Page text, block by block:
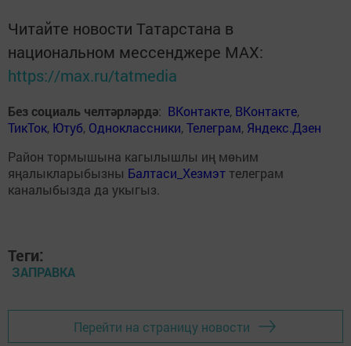
Читайте новости Татарстана в
национальном мессенджере MАХ:
https://max.ru/tatmedia
Без социаль челтәрләрдә: ВКонтакте, ВКонтакте,
ТикТок, Ютуб, Одноклассники,Телеграм, Яндекс.Дзен
Район тормышына кагылышлы иң мөһим
яңалыкларыбызны Балтаси_Хезмэт телеграм
каналыбызда да укыгыз.
Теги:
ЗАПРАВКА
Перейти на страницу новости